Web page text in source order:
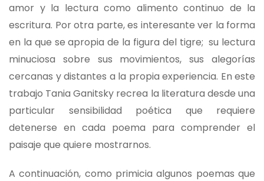
amor y la lectura como alimento continuo de la
escritura. Por otra parte, es interesante ver la forma
en la que se apropia de la figura del tigre; su lectura
minuciosa sobre sus movimientos, sus alegorías
cercanas y distantes a la propia experiencia. En este
trabajo Tania Ganitsky recrea la literatura desde una
particular sensibilidad poética que requiere
detenerse en cada poema para comprender el
paisaje que quiere mostrarnos.
A continuación, como primicia algunos poemas que